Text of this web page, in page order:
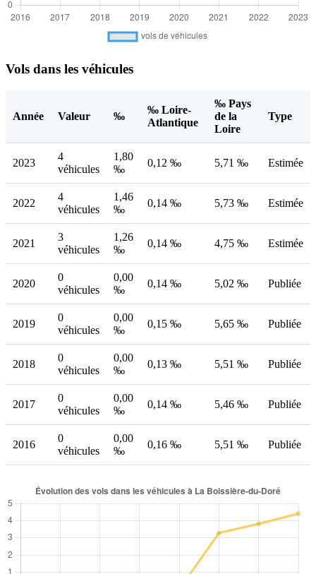
Vols dans les véhicules
Année Valeur ‰
‰ Loire-
Atlantique
‰ Pays
de la
Loire
Type
2023
4
véhicules
1,80
‰
0,12 ‰ 5,71 ‰ Estimée
2022
4
véhicules
1,46
‰
0,14 ‰ 5,73 ‰ Estimée
2021
3
véhicules
1,26
‰
0,14 ‰ 4,75 ‰ Estimée
2020
0
véhicules
0,00
‰
0,14 ‰ 5,02 ‰ Publiée
2019
0
véhicules
0,00
‰
0,15 ‰ 5,65 ‰ Publiée
2018
0
véhicules
0,00
‰
0,13 ‰ 5,51 ‰ Publiée
2017
0
véhicules
0,00
‰
0,14 ‰ 5,46 ‰ Publiée
2016
0
véhicules
0,00
‰
0,16 ‰ 5,51 ‰ Publiée